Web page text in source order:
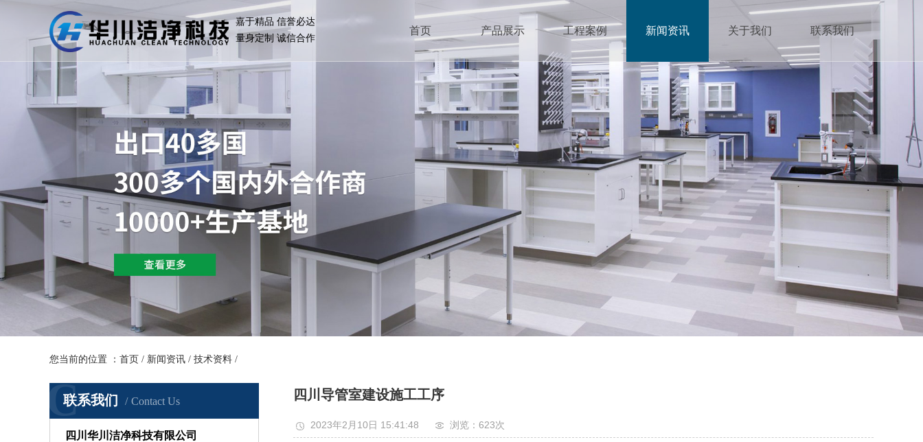
嘉于精品 信誉必达
量身定制 诚信合作
首页 产品展示 工程案例 新闻资讯 关于我们 联系我们
您当前的位置 ： 首页 / 新闻资讯 / 技术资料 /
联系我们 Contact Us
C
四川华川洁净科技有限公司
四川导管室建设施工工序
2023年2月10日 15:41:48 浏览：623次